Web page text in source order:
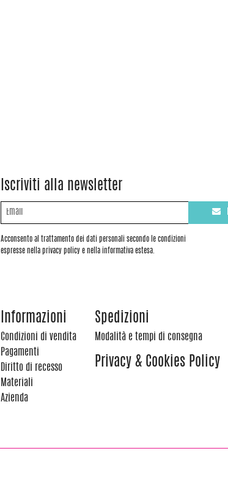
Iscriviti alla newsletter
Acconsento al trattamento dei dati personali secondo le condizioni
espresse nella privacy policy e nella informativa estesa.
Informazioni
Condizioni di vendita
Pagamenti
Diritto di recesso
Materiali
Azienda
Spedizioni
Modalità e tempi di consegna
Privacy & Cookies Policy